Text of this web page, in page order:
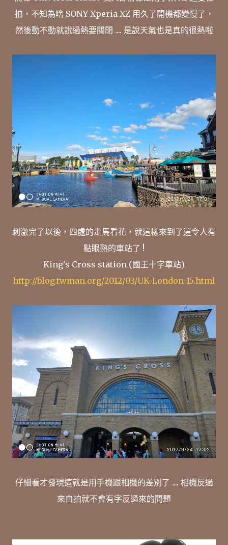
拍，不知為啥 SONY Xperia XZ 用久了開機都變慢了，
然後動不動就說過熱要關閉 .... 是說天氣也是真的很熱啦
刺激完了以後，四處的走馬看花，就這樣來到了這令人有
點眼熟的車站了 !
King's Cross station (國王十字車站)
http://blog.twman.org/2012/03/UK-London-15.html
仔細看才發現這就是用手機跟相機的差別了 .... 相機反過
來自拍就不會有字反過來的問題